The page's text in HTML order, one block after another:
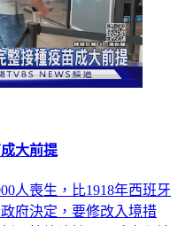
大前提
人喪生，比1918年西班牙
府決定，要修改入境措